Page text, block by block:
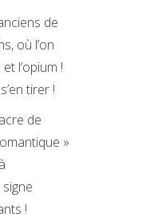
de
où l’on
l’opium !
tirer !
de
»
!